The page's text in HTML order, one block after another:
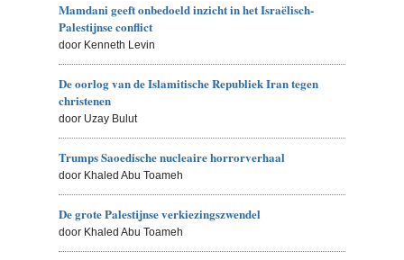
Mamdani geeft onbedoeld inzicht in het Israëlisch-
Palestijnse conflict
door Kenneth Levin
De oorlog van de Islamitische Republiek Iran tegen
christenen
door Uzay Bulut
Trumps Saoedische nucleaire horrorverhaal
door Khaled Abu Toameh
De grote Palestijnse verkiezingszwendel
door Khaled Abu Toameh